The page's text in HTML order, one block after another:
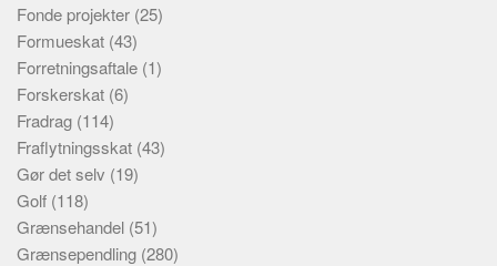
Fonde projekter (25)
Formueskat (43)
Forretningsaftale (1)
Forskerskat (6)
Fradrag (114)
Fraflytningsskat (43)
Gør det selv (19)
Golf (118)
Grænsehandel (51)
Grænsependling (280)